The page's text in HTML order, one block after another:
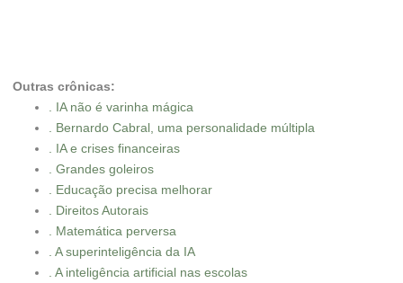
Outras crônicas:
. IA não é varinha mágica
. Bernardo Cabral, uma personalidade múltipla
. IA e crises financeiras
. Grandes goleiros
. Educação precisa melhorar
. Direitos Autorais
. Matemática perversa
. A superinteligência da IA
. A inteligência artificial nas escolas